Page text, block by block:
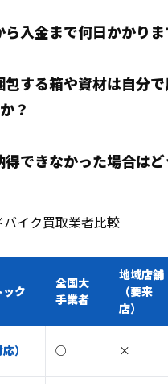
入金まで何日かかりま
包する箱や資材は自分
？
得できなかった場合は
イク買取業者比較
ク
全国大
手業者
地域店舗
（要来
店）
） ○ ×